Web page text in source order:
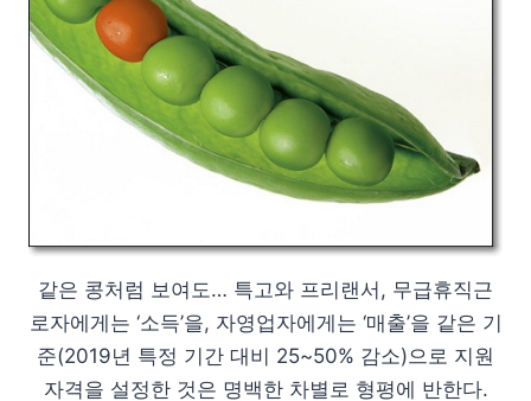
같은 콩처럼 보여도… 특고와 프리랜서, 무급휴직근
로자에게는 ‘소득’을, 자영업자에게는 ‘매출’을 같은 기
준(2019년 특정 기간 대비 25~50% 감소)으로 지원
자격을 설정한 것은 명백한 차별로 형평에 반한다.